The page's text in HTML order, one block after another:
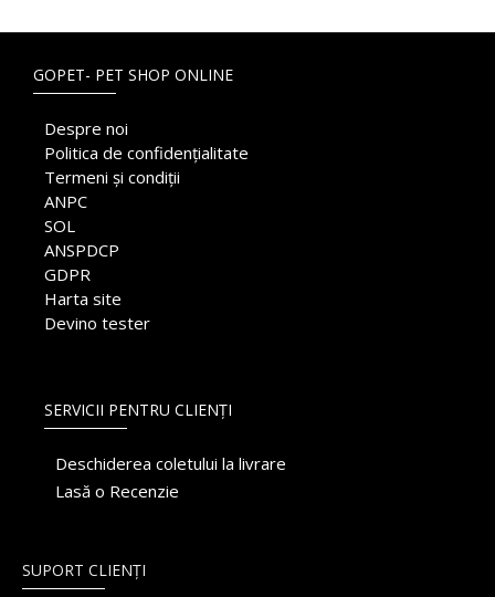
GOPET- PET SHOP ONLINE
Despre noi
Politica de confidențialitate
Termeni și condiții
ANPC
SOL
ANSPDCP
GDPR
Harta site
Devino tester
SERVICII PENTRU CLIENȚI
Deschiderea coletului la livrare
Lasă o Recenzie
SUPORT CLIENȚI